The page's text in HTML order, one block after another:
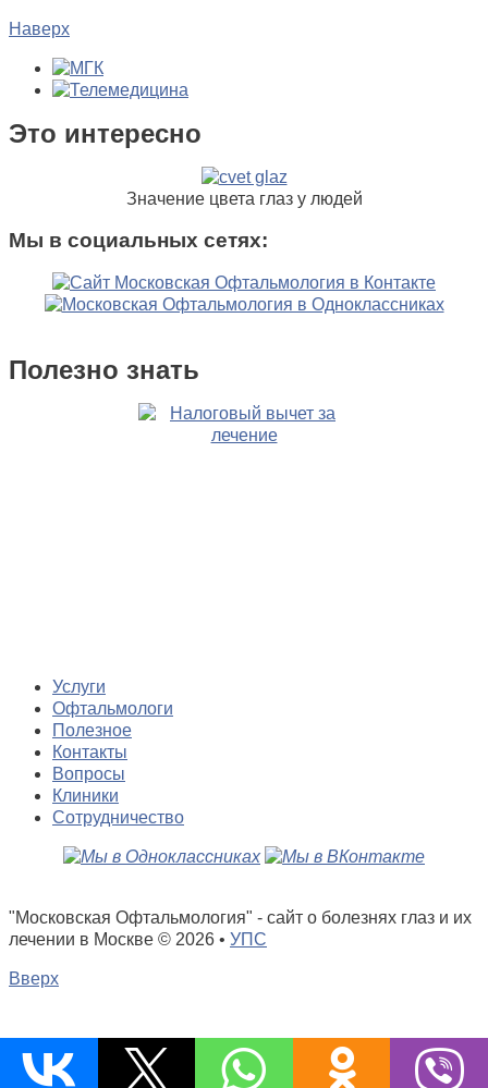
Наверх
Это интересно
Значение цвета глаз у людей
Мы в социальных сетях:
Полезно знать
Услуги
Офтальмологи
Полезное
Контакты
Вопросы
Клиники
Сотрудничество
"Московская Офтальмология" - сайт о болезнях глаз и их
лечении в Москве © 2026 • УПС
Вверх